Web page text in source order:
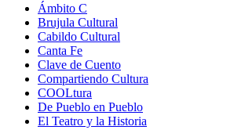
Ámbito C
Brujula Cultural
Cabildo Cultural
Canta Fe
Clave de Cuento
Compartiendo Cultura
COOLtura
De Pueblo en Pueblo
El Teatro y la Historia